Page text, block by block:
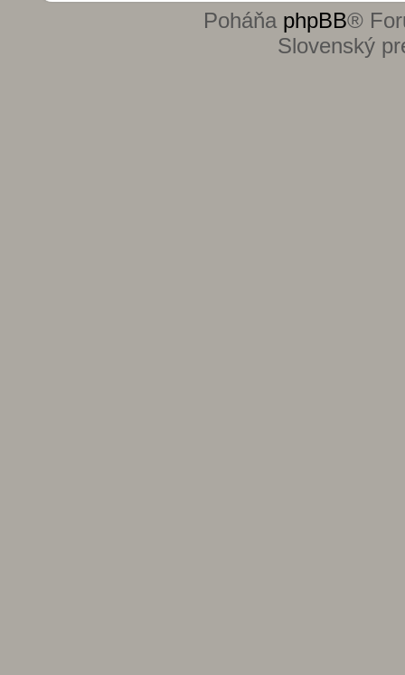
Poháňa phpBB®
Slovenský